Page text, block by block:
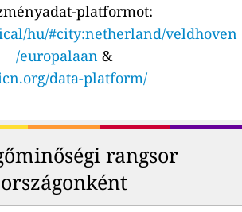
platformot:
hu/#city:netherland/veldhoven
/europalaan &
data-platform/
rangsor
országonként